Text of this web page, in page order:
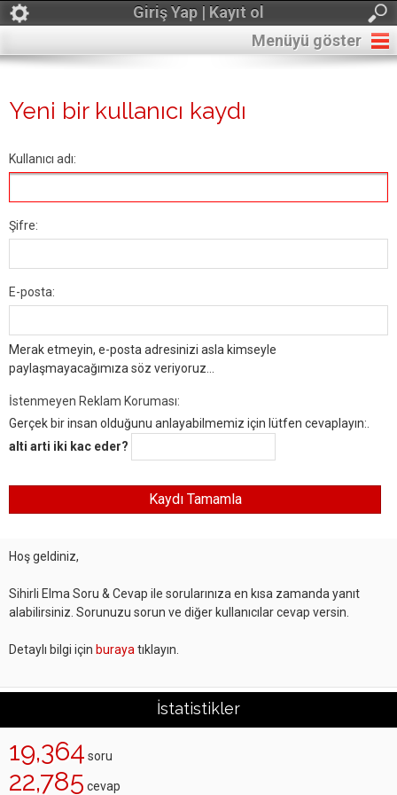
Giriş Yap | Kayıt ol
Menüyü göster
Yeni bir kullanıcı kaydı
Kullanıcı adı:
Şifre:
E-posta:
Merak etmeyin, e-posta adresinizi asla kimseyle
paylaşmayacağımıza söz veriyoruz...
İstenmeyen Reklam Koruması:
Gerçek bir insan olduğunu anlayabilmemiz için lütfen cevaplayın:.
alti arti iki kac eder?
Hoş geldiniz,
Sihirli Elma Soru & Cevap ile sorularınıza en kısa zamanda yanıt
alabilirsiniz. Sorunuzu sorun ve diğer kullanıcılar cevap versin.
Detaylı bilgi için buraya tıklayın.
İstatistikler
19,364 soru
22,785 cevap